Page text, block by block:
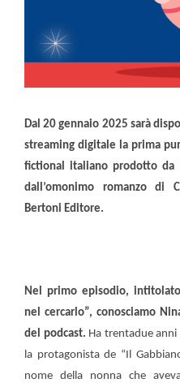
Dal 20 gennaio 2025 sarà
streaming digitale la prima
fictional italiano prodotto da
dall’omonimo romanzo di
Bertoni Editore.
Nel primo episodio,
nel cercarlo”, conosciamo
del podcast. Ha trentadue anni
la protagonista de “Il
nome della nonna che